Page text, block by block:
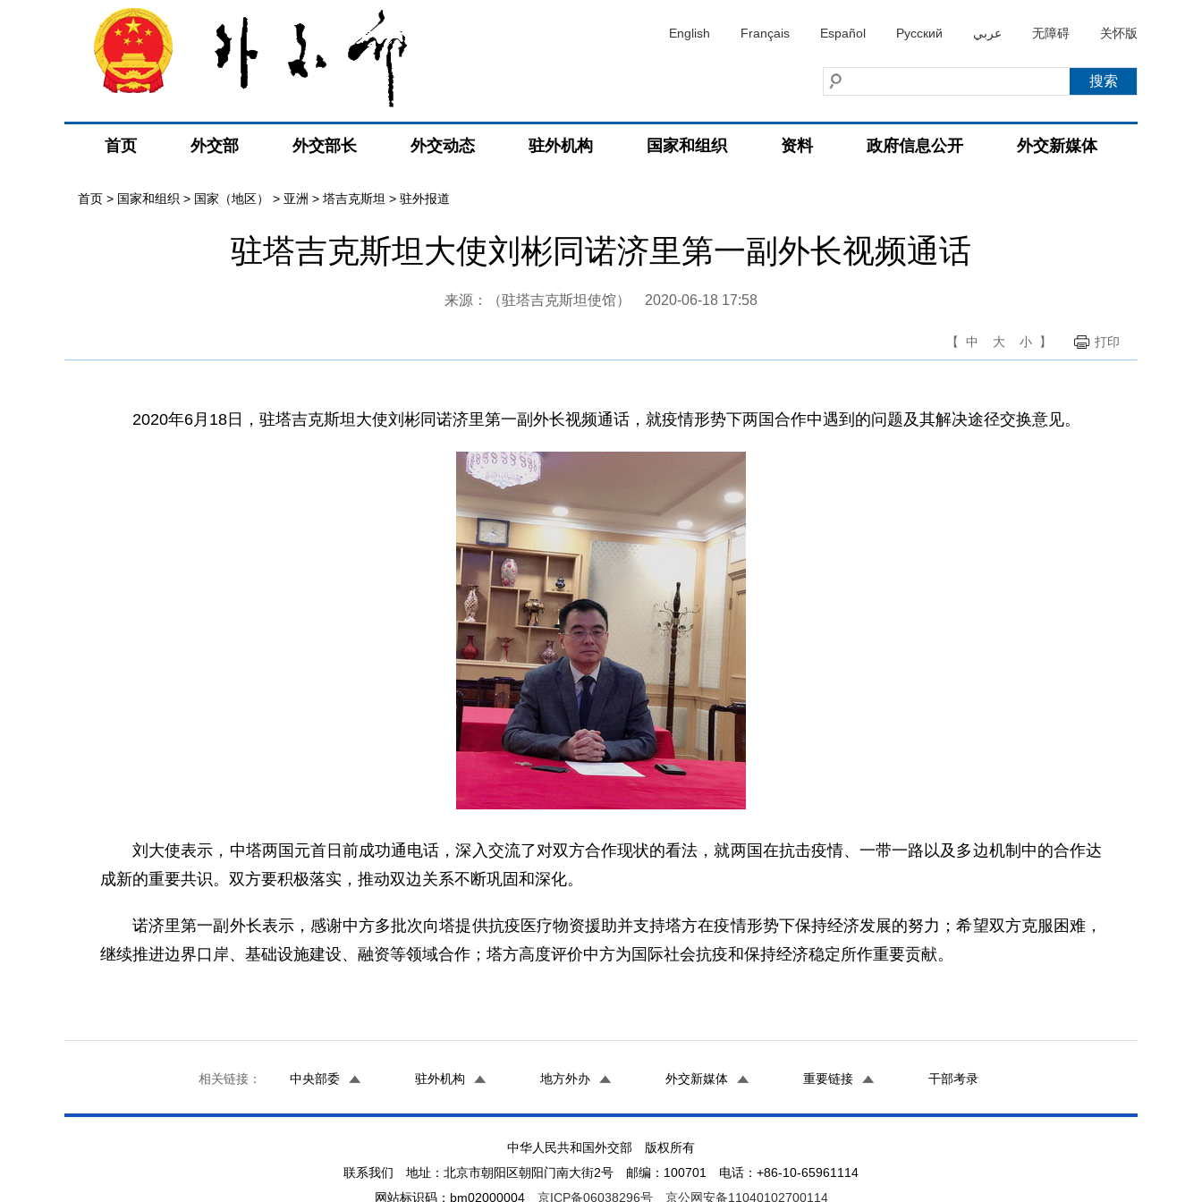
English Français Español Русский عربي 无障碍 关怀版
首页 外交部 外交部长 外交动态 驻外机构 国家和组织 资料 政府信息公开 外交新媒体
首页 > 国家和组织 > 国家（地区） > 亚洲 > 塔吉克斯坦 > 驻外报道
驻塔吉克斯坦大使刘彬同诺济里第一副外长视频通话
来源：（驻塔吉克斯坦使馆） 2020-06-18 17:58
【 中 大 小 】 打印
2020年6月18日，驻塔吉克斯坦大使刘彬同诺济里第一副外长视频通话，就疫情形势下两国合作中遇到的问题及其解决途径交换意见。
刘大使表示，中塔两国元首日前成功通电话，深入交流了对双方合作现状的看法，就两国在抗击疫情、一带一路以及多边机制中的合作达
成新的重要共识。双方要积极落实，推动双边关系不断巩固和深化。
诺济里第一副外长表示，感谢中方多批次向塔提供抗疫医疗物资援助并支持塔方在疫情形势下保持经济发展的努力；希望双方克服困难，
继续推进边界口岸、基础设施建设、融资等领域合作；塔方高度评价中方为国际社会抗疫和保持经济稳定所作重要贡献。
相关链接： 中央部委 驻外机构 地方外办 外交新媒体 重要链接 干部考录
中华人民共和国外交部 版权所有
联系我们 地址：北京市朝阳区朝阳门南大街2号 邮编：100701 电话：+86-10-65961114
网站标识码：bm02000004 京ICP备06038296号 京公网安备11040102700114